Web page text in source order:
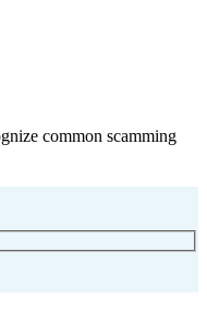
common scamming